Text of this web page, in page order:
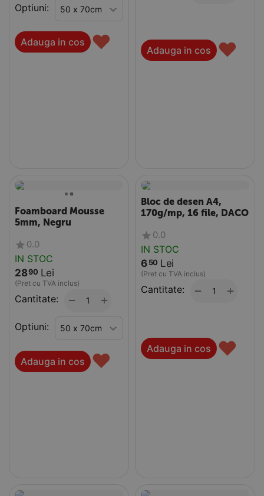
Optiuni:
Adauga in cos ♥ Adauga in cos ♥
Foamboard Mousse
5mm, Negru
0.0
IN STOC
2890 Lei
(Pret cu TVA inclus)
Cantitate: +
−
Optiuni:
Adauga in cos ♥
Bloc de desen A4,
170g/mp, 16 file, DACO
0.0
IN STOC
6 50 Lei
(Pret cu TVA inclus)
Cantitate: +
−
Adauga in cos ♥